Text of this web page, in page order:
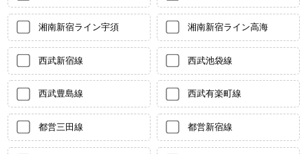
湘南新宿ライン宇須 湘南新宿ライン高海
西武新宿線 西武池袋線
西武豊島線 西武有楽町線
都営三田線 都営新宿線